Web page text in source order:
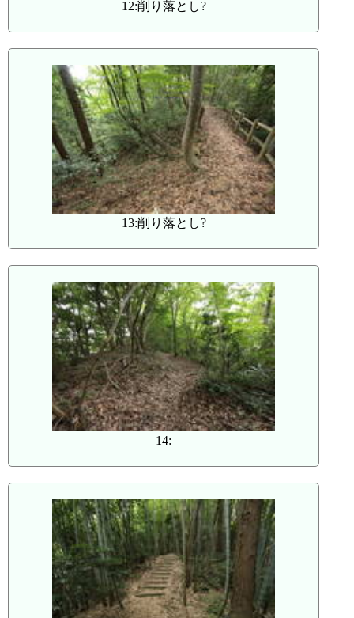
12:削り落とし?
13:削り落とし?
14: